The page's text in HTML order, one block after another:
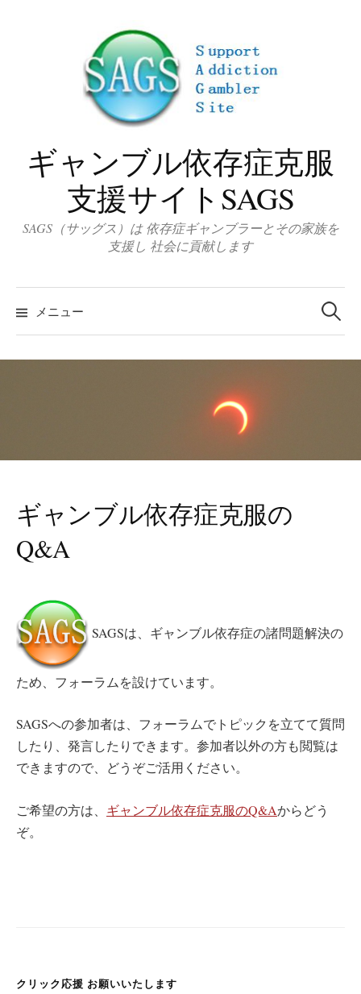
ギャンブル依存症克服
支援サイトSAGS
SAGS（サッグス）は 依存症ギャンブラーとその家族を
支援し 社会に貢献します
メニュー 索
ギャンブル依存症克服の
Q&A
SAGSは、ギャンブル依存症の諸問題解決の
ため、フォーラムを設けています。
SAGSへの参加者は、フォーラムでトピックを立てて質問
したり、発言したりできます。参加者以外の方も閲覧は
できますので、どうぞご活用ください。
ご希望の方は、 ギャンブル依存症克服のQ&Aからどう
ぞ。
クリック応援 お願いいたします